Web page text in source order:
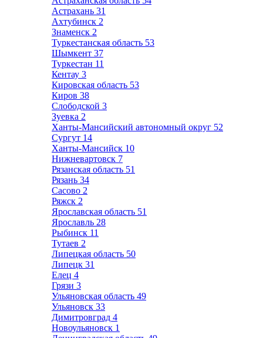
Астрахань 31
Ахтубинск 2
Знаменск 2
Туркестанская область 53
Шымкент 37
Туркестан 11
Кентау 3
Кировская область 53
Киров 38
Слободской 3
Зуевка 2
Ханты-Мансийский автономный округ 52
Сургут 14
Ханты-Мансийск 10
Нижневартовск 7
Рязанская область 51
Рязань 34
Сасово 2
Ряжск 2
Ярославская область 51
Ярославль 28
Рыбинск 11
Тутаев 2
Липецкая область 50
Липецк 31
Елец 4
Грязи 3
Ульяновская область 49
Ульяновск 33
Димитровград 4
Новоульяновск 1